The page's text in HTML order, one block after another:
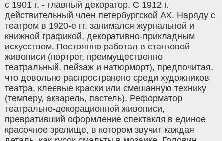
с 1901 г. - главный декоратор. С 1912 г.
действительный член петербургской АХ. Наряду с
театром в 1920-е гг. занимался журнальной и
книжной графикой, декоративно-прикладным
искусством. Постоянно работал в станковой
живописи (портрет, преимущественно
театральный, пейзаж и натюрморт), предпочитая,
что довольно распространено среди художников
театра, клеевые краски или смешанную технику
(темперу, акварель, пастель). Реформатор
театрально-декорационной живописи,
превративший оформление спектакля в единое
красочное зрелище, в котором звучит каждая